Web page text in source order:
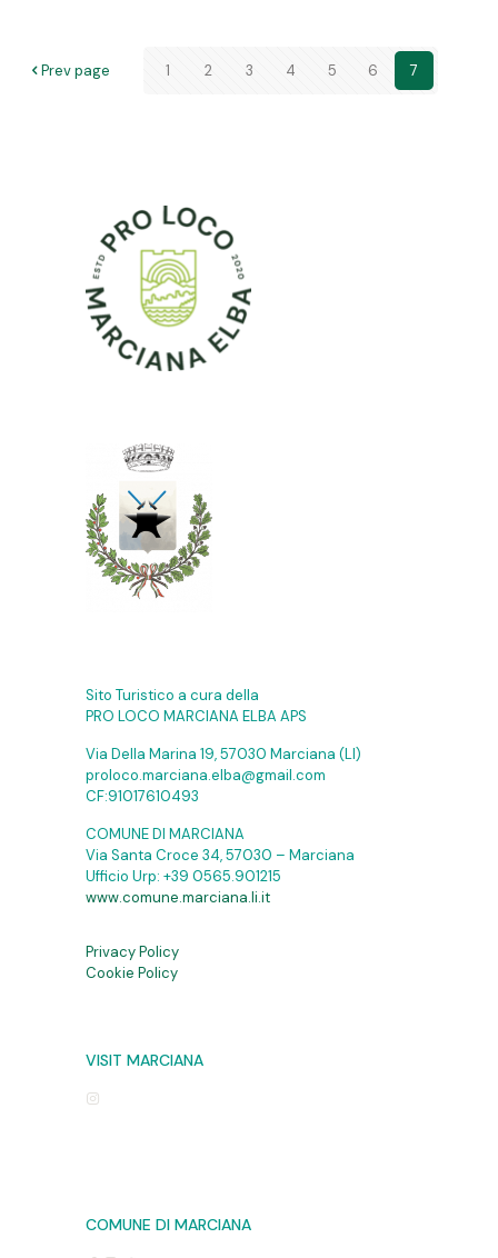
Prev page 1 2 3 4 5 6 7
Sito Turistico a cura della
PRO LOCO MARCIANA ELBA APS
Via Della Marina 19, 57030 Marciana (LI)
proloco.marciana.elba@gmail.com
CF:91017610493
COMUNE DI MARCIANA
Via Santa Croce 34, 57030 – Marciana
Ufficio Urp: +39 0565.901215
www.comune.marciana.li.it
Privacy Policy
Cookie Policy
VISIT MARCIANA
COMUNE DI MARCIANA